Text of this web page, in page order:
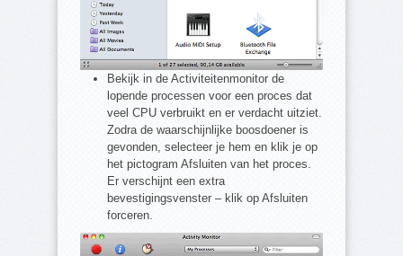
Bekijk in de Activiteitenmonitor de
lopende processen voor een proces dat
veel CPU verbruikt en er verdacht uitziet.
Zodra de waarschijnlijke boosdoener is
gevonden, selecteer je hem en klik je op
het pictogram Afsluiten van het proces.
Er verschijnt een extra
bevestigingsvenster – klik op Afsluiten
forceren.